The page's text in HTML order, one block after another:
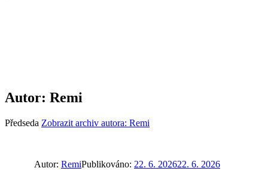
Autor: Remi
Předseda Zobrazit archiv autora: Remi
Autor: RemiPublikováno: 22. 6. 202622. 6. 2026